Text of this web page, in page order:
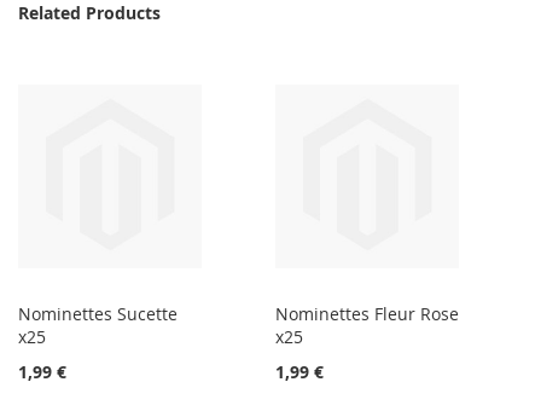
Related Products
Nominettes Sucette
x25
1,99 €
Nominettes Fleur Rose
x25
1,99 €